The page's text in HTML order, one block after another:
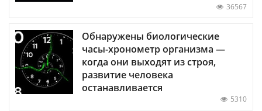
36567
Обнаружены биологические
часы-хронометр организма —
когда они выходят из строя,
развитие человека
останавливается
5310